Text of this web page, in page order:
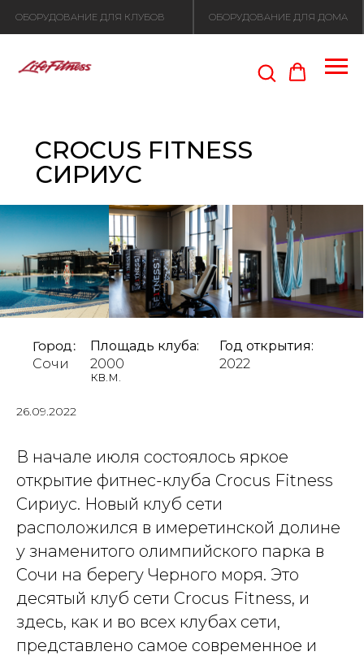
Город:
Сочи
Площадь клуба:
2000
кв.м.
Год открытия:
2022
CROCUS FITNESS
СИРИУС
26.09.2022
В начале июля состоялось яркое
открытие фитнес-клуба Crocus Fitness
Сириус. Новый клуб сети
расположился в имеретинской долине
у знаменитого олимпийского парка в
Сочи на берегу Черного моря. Это
десятый клуб сети Crocus Fitness, и
здесь, как и во всех клубах сети,
представлено самое современное и